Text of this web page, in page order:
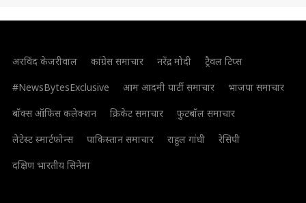
अरविंद केजरीवाल कांग्रेस समाचार नरेंद्र मोदी
ट्रैवल टिप्स
#NewsBytesExclusive
आम आदमी पार्टी समाचार
भाजपा समाचार
बॉक्स ऑफिस कलेक्शन
क्रिकेट समाचार
फुटबॉल समाचार
लेटेस्ट स्मार्टफोन्स
पाकिस्तान समाचार राहुल गांधी
रेसिपी
दक्षिण भारतीय सिनेमा